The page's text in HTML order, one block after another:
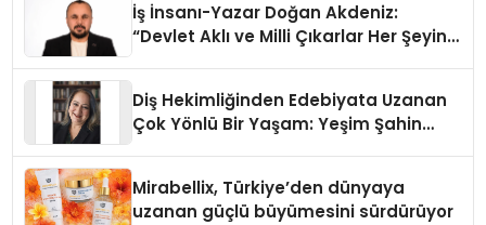
İş İnsanı-Yazar Doğan Akdeniz:
“Devlet Aklı ve Milli Çıkarlar Her Şeyin
Diş Hekimliğinden Edebiyata Uzanan
Çok Yönlü Bir Yaşam: Yeşim Şahin
Mirabellix, Türkiye’den dünyaya
uzanan güçlü büyümesini sürdürüyor